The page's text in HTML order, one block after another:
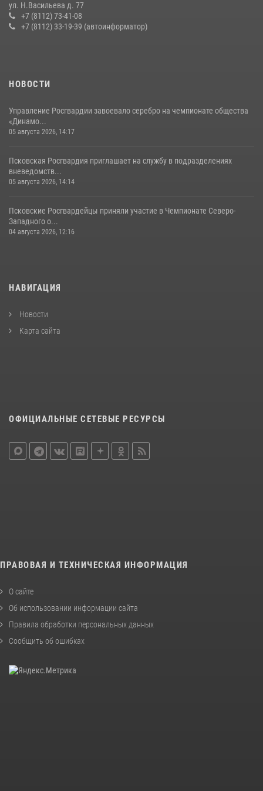
Росгвардейцы одержали победу
30 июля 2026, 05:10 3
22 июля 2026, 10:19
ул. Н.Васильева д. 77
+7 (8112) 73-41-08
+7 (8112) 33-19-39 (автоинформатор)
НОВОСТИ
Управление Росгвардии завоевало серебро на чемпионате общества
«Динамо...
05 августа 2026, 14:17
Псковская Росгвардия приглашает на службу в подразделениях
вневедомств...
05 августа 2026, 14:14
Псковские Росгвардейцы приняли участие в Чемпионате Северо-
Западного о...
04 августа 2026, 12:16
НАВИГАЦИЯ
Новости
Карта сайта
ОФИЦИАЛЬНЫЕ СЕТЕВЫЕ РЕСУРСЫ
ПРАВОВАЯ И ТЕХНИЧЕСКАЯ ИНФОРМАЦИЯ
О сайте
Об использовании информации сайта
Правила обработки персональных данных
Сообщить об ошибках